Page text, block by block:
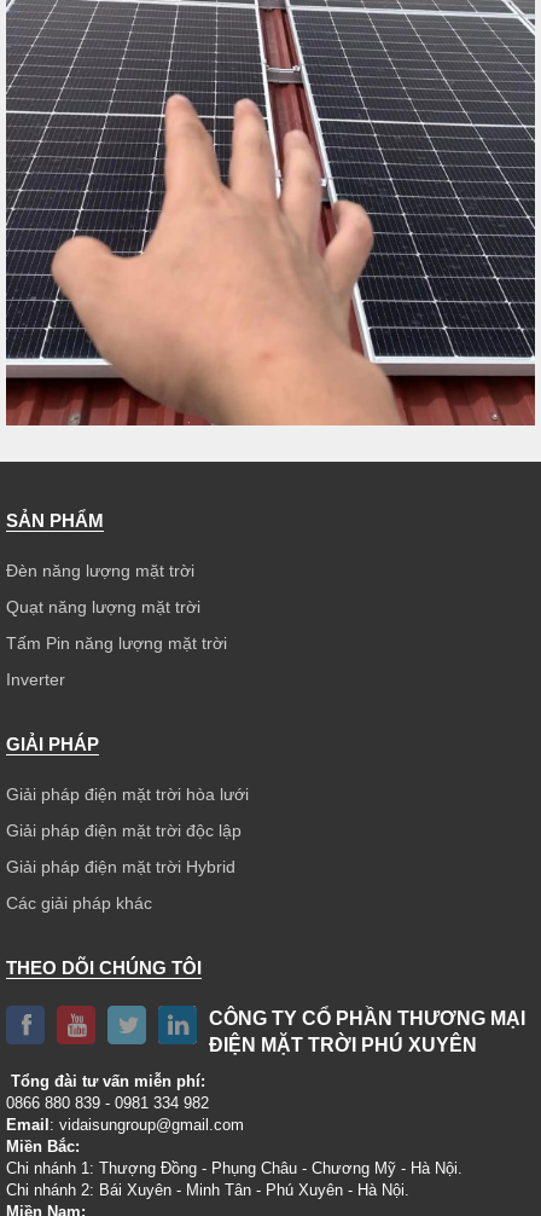
SẢN PHẨM
Đèn năng lượng mặt trời
Quạt năng lượng mặt trời
Tấm Pin năng lượng mặt trời
Inverter
GIẢI PHÁP
Giải pháp điện mặt trời hòa lưới
Giải pháp điện mặt trời độc lập
Giải pháp điện mặt trời Hybrid
Các giải pháp khác
THEO DÕI CHÚNG TÔI
CÔNG TY CỔ PHẦN THƯƠNG MẠI
ĐIỆN MẶT TRỜI PHÚ XUYÊN
Tổng đài tư vấn miễn phí:
0866 880 839 - 0981 334 982
Email : vidaisungroup@gmail.com
Miền Bắc:
Chi nhánh 1: Thượng Đồng - Phụng Châu - Chương Mỹ - Hà Nội.
Chi nhánh 2: Bái Xuyên - Minh Tân - Phú Xuyên - Hà Nội.
Miền Nam: